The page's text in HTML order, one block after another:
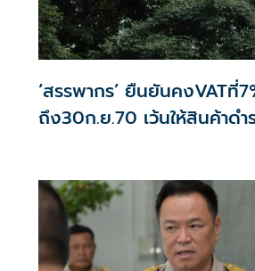
‘สรรพากร’ ยืนยันคงVATที่
ถึง30ก.ย.70 เว้นให้สินค้าด